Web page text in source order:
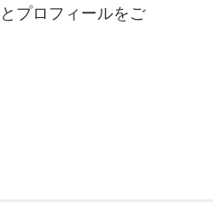
プロフィールをご